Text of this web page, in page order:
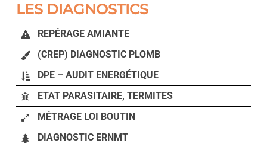
LES DIAGNOSTICS
REPÉRAGE AMIANTE
(CREP) DIAGNOSTIC PLOMB
DPE – AUDIT ENERGÉTIQUE
ETAT PARASITAIRE, TERMITES
MÉTRAGE LOI BOUTIN
DIAGNOSTIC ERNMT